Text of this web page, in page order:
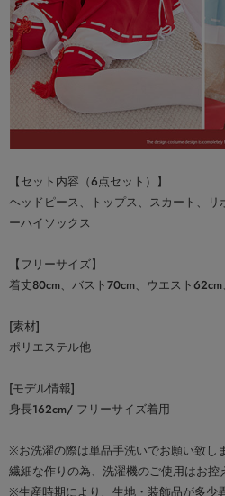
【セット内容（6点セット）】
ヘッドピース、トップス、スカート、
ーハイソックス
【フリーサイズ】
着丈80cm、バスト70cm、ウエスト
[素材]
ポリエステル他
[モデル情報]
身長162cm/ フリーサイズ着用
※お洗濯の際は単品手洗いでお願い致し
繊細な作りの為、洗濯機のご使用はお控
※生産時期により、生地・装飾品が多少